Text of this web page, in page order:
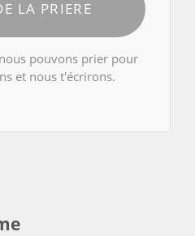
LA PRIERE
pouvons prier pour
et nous t'écrirons.